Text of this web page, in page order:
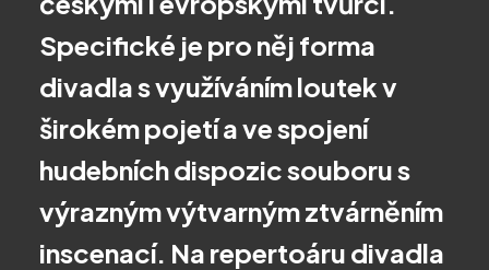
Specifické je pro něj forma
divadla s využíváním loutek v
širokém pojetí a ve spojení
hudebních dispozic souboru s
výrazným výtvarným ztvárněním
inscenací. Na repertoáru divadla